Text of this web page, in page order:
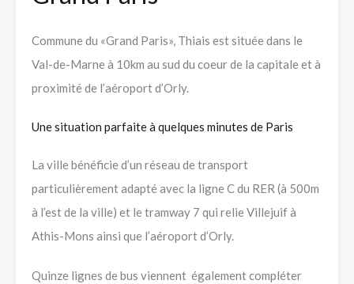
Commune du «Grand Paris», Thiais est située dans le
Val-de-Marne à 10km au sud du coeur de la capitale et à
proximité de l’aéroport d’Orly.
Une situation parfaite à quelques minutes de Paris
La ville bénéficie d’un réseau de transport
particulièrement adapté avec la ligne C du RER (à 500m
à l’est de la ville) et le tramway 7 qui relie Villejuif à
Athis-Mons ainsi que l’aéroport d’Orly.
Quinze lignes de bus viennent également compléter